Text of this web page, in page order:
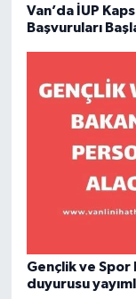
Van’da İUP
Başvuruları
Gençlik ve Spor
duyurusu